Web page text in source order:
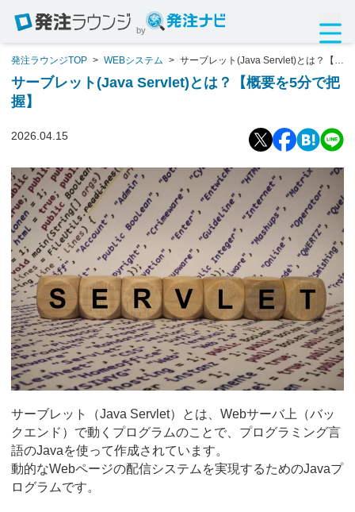
by
発注ラウンジTOP > WEBシステム > サーブレット(Java Servlet)とは？【概
要を5分で把握】
サーブレット(Java Servlet)とは？【概要を5分で把
握】
2026.04.15
サーブレット（Java Servlet）とは、Webサーバ上（バッ
クエンド）で動くプログラムのことで、プログラミング言
語のJavaを使って作成されています。
動的なWebページの配信システムを実現するためのJavaプ
ログラムです。